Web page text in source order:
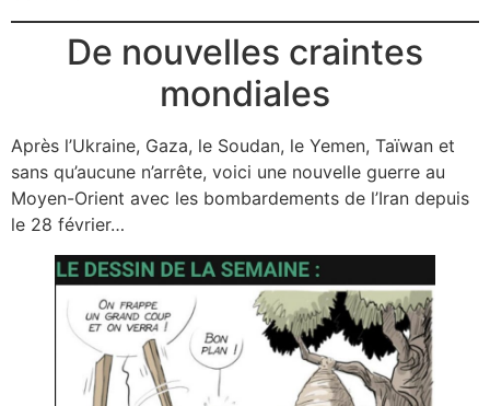
De nouvelles craintes
mondiales
Après l’Ukraine, Gaza, le Soudan, le Yemen, Taïwan et
sans qu’aucune n’arrête, voici une nouvelle guerre au
Moyen-Orient avec les bombardements de l’Iran depuis
le 28 février…